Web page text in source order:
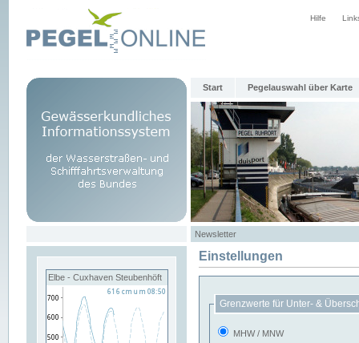
Hilfe
Start Pegelauswahl über Karte
Newsletter
Elbe - Cuxhaven Steubenhöft
Einstellungen
Grenzwerte für Unter- &
MHW / MNW